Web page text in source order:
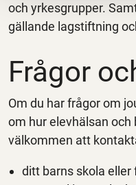
och yrkesgrupper.
gällande lagstiftning
Frågor
Om du har frågor om
om hur elevhälsan och
välkommen att
ditt barns skola eller